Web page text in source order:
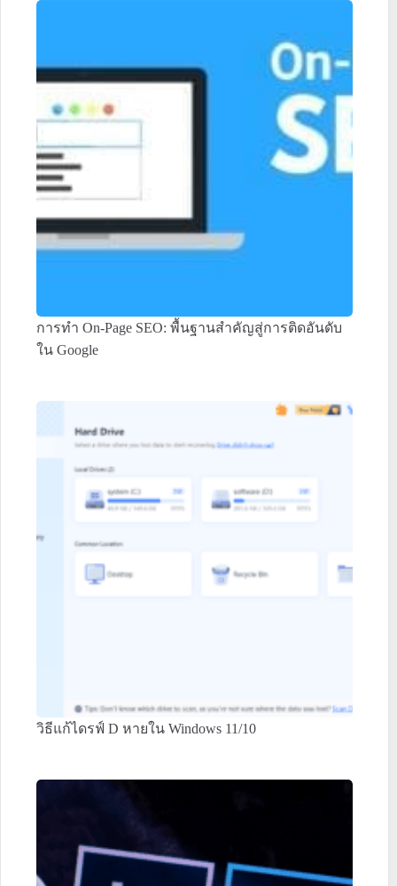
การทำ On-Page SEO: พื้นฐานสำคัญสู่การติดอันดับ
ใน Google
วิธีแก้ไดรฟ์ D หายใน Windows 11/10